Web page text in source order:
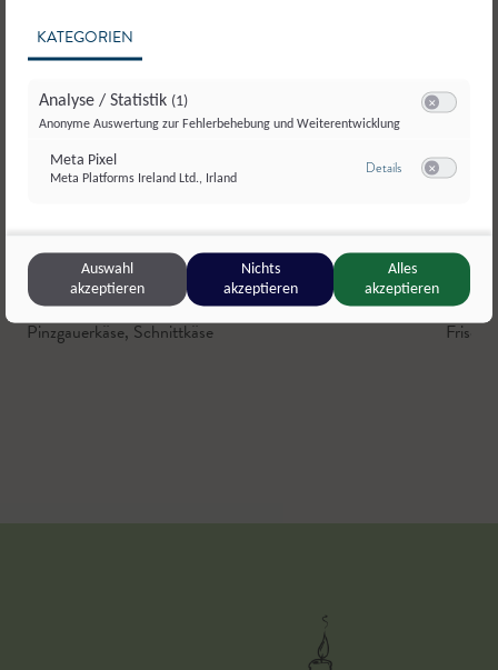
Augut,Zell am See
Pinzgauerkäse,Schnittkäse
KATEGORIEN
Analyse / Statistik (1)
Anonyme Auswertung zur Fehlerbehebung und Weiterentwicklung
Meta Pixel
Meta Platforms Ireland Ltd., Irland
Detailszu Meta Pixel
Auswahl
akzeptieren
Nichts
akzeptieren
Alles
akzeptieren